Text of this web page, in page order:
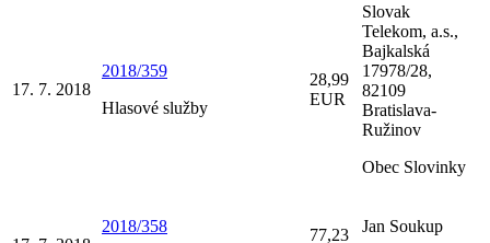
17. 7. 2018
2018/359
Hlasové služby
28,99
EUR
Slovak
Telekom, a.s.,
Bajkalská
17978/28,
82109
Bratislava-
Ružinov
Obec Slovinky
2018/358
77,23
Jan Soukup